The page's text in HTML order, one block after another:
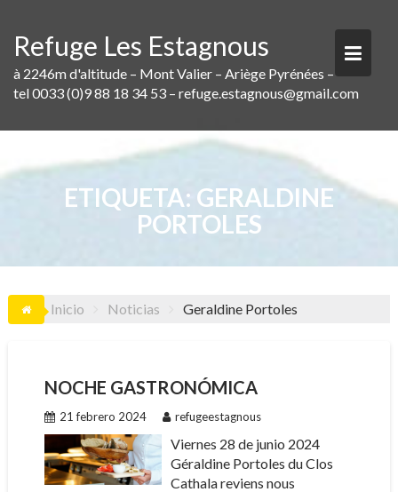
contenido
Refuge Les Estagnous
à 2246m d'altitude – Mont Valier – Ariège Pyrénées –
tel 0033 (0)9 88 18 34 53 – refuge.estagnous@gmail.com
ETIQUETA: GERALDINE
PORTOLES
Inicio Noticias Geraldine Portoles
NOCHE GASTRONÓMICA
21 febrero 2024 refugeestagnous
Viernes 28 de junio 2024
Géraldine Portoles du Clos
Cathala reviens nous